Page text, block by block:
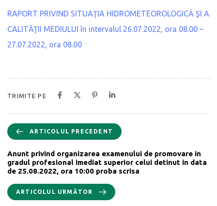
RAPORT PRIVIND SITUAŢIA HIDROMETEOROLOGICĂ ŞI A
CALITĂŢII MEDIULUI în intervalul 26.07.2022, ora 08.00 –
27.07.2022, ora 08.00
TRIMITE PE
ARTICOLUL PRECEDENT
Anunt privind organizarea examenului de promovare in
gradul profesional imediat superior celui detinut in data
de 25.08.2022, ora 10:00 proba scrisa
ARTICOLUL URMĂTOR